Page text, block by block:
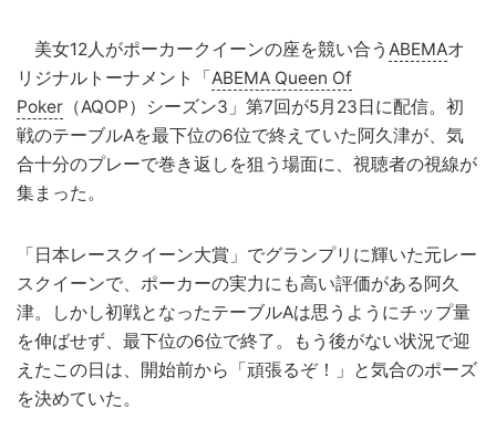
美女12人がポーカークイーンの座を競い合う ABEMAオ
リジナルトーナメント「ABEMA Queen Of
Poker （AQOP）シーズン3」第7回が5月23日に配信。初
戦のテーブルAを最下位の6位で終えていた阿久津が、気
合十分のプレーで巻き返しを狙う場面に、視聴者の視線が
集まった。
「日本レースクイーン大賞」でグランプリに輝いた元レー
スクイーンで、ポーカーの実力にも高い評価がある阿久
津。しかし初戦となったテーブルAは思うようにチップ量
を伸ばせず、最下位の6位で終了。もう後がない状況で迎
えたこの日は、開始前から「頑張るぞ！」と気合のポーズ
を決めていた。